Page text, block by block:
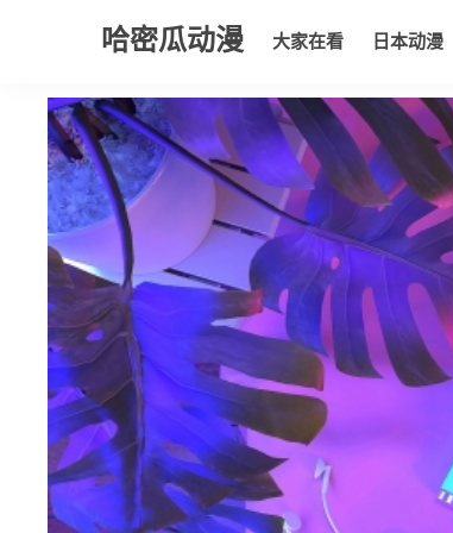
哈密瓜动漫 大家在看 日本动漫
大家在看 日本动漫 国产动漫 欧美动漫